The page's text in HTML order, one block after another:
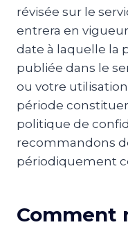
révisée sur le
entrera en
date à laquelle la
publiée dans le
ou votre
période
politique de
recommandons
périodiquement
Comment